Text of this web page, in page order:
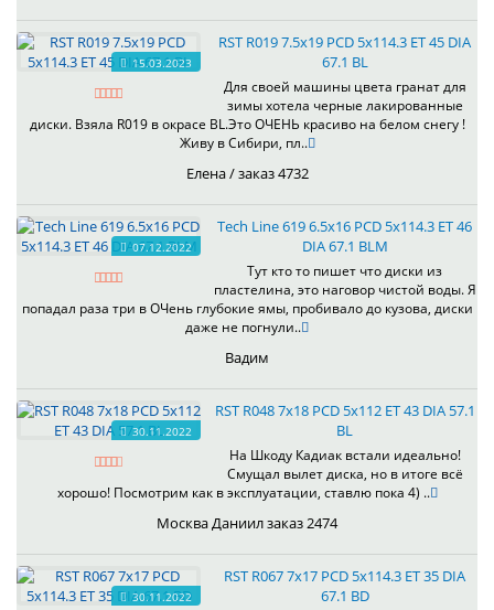
15.03.2023
RST R019 7.5x19 PCD 5x114.3 ET 45 DIA
67.1 BL
Для своей машины цвета гранат для
зимы хотела черные лакированные
диски. Взяла R019 в окрасе BL.Это ОЧЕНЬ красиво на белом снегу !
Живу в Сибири, пл..
Елена / заказ 4732
07.12.2022
Tech Line 619 6.5x16 PCD 5x114.3 ET 46
DIA 67.1 BLM
Тут кто то пишет что диски из
пластелина, это наговор чистой воды. Я
попадал раза три в ОЧень глубокие ямы, пробивало до кузова, диски
даже не погнули..
Вадим
30.11.2022
RST R048 7x18 PCD 5x112 ET 43 DIA 57.1
BL
На Шкоду Кадиак встали идеально!
Смущал вылет диска, но в итоге всё
хорошо! Посмотрим как в эксплуатации, ставлю пока 4) ..
Москва Даниил заказ 2474
30.11.2022
RST R067 7x17 PCD 5x114.3 ET 35 DIA
67.1 BD